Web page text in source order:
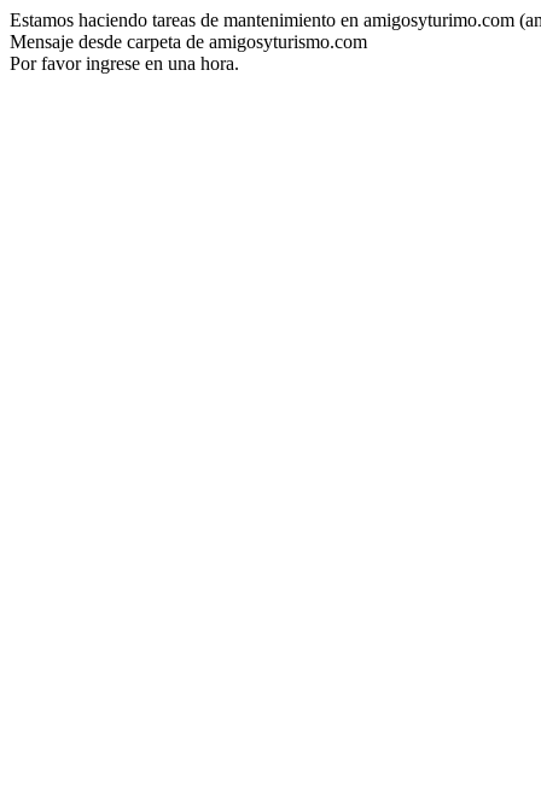
Estamos haciendo tareas de mantenimiento en amigosyturimo.com
Mensaje desde carpeta de amigosyturismo.com
Por favor ingrese en una hora.